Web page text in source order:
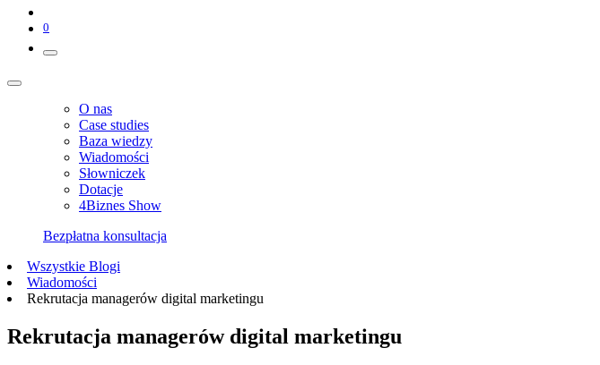
0
O nas
Case studies
Baza wiedzy
Wiadomości
Słowniczek
Dotacje
4Biznes Show
Bezpłatna konsultacja
Wszystkie Blogi
Wiadomości
Rekrutacja managerów digital marketingu
Rekrutacja managerów digital marketingu